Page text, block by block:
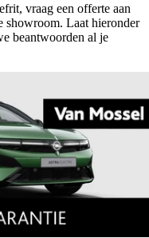
vraag een offerte aan
showroom. Laat hieronder
beantwoorden al je